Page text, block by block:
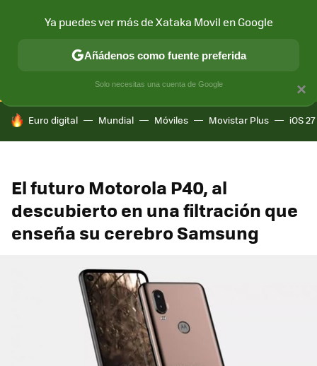
CONECTIVIDAD MÓVIL Y SOCIEDAD APLICACIONES
HOY SE HABLA DE
Euro digital Mundial Móviles Movistar Plus iOS 27
El futuro Motorola P40, al
descubierto en una filtración que
enseña su cerebro Samsung
×
Ya puedes ver más de Xataka Movil en Google
Añádenos como fuente preferida
Solo necesitas una cuenta de Google